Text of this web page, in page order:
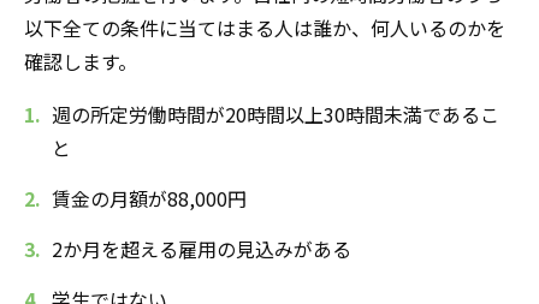
以下全ての条件に当てはまる人は誰か、何人いるのかを
確認します。
週の所定労働時間が20時間以上30時間未満であるこ
と
賃金の月額が88,000円
2か月を超える雇用の見込みがある